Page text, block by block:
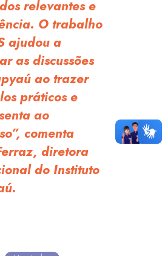
relevantes e
O trabalho
ajudou a
as discussões
ao trazer
práticos e
ao
comenta
diretora
do Instituto